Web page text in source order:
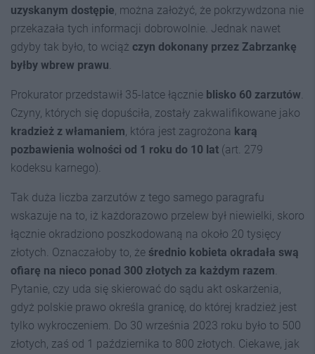
uzyskanym dostępie , można założyć, że pokrzywdzona nie
przekazała tych informacji dobrowolnie. Jednak nawet
gdyby tak było, to wciąż czyn dokonany przez Zabrzankę
byłby wbrew prawu
Prokurator przedstawił 35-latce łącznie blisko 60 zarzutów
Czyny, których się dopuściła, zostały zakwalifikowane jako
kradzież z włamaniem , która jest zagrożona karą
pozbawienia wolności od 1 roku do 10 lat (art. 279
kodeksu karnego).
Tak duża liczba zarzutów z tego samego paragrafu
wskazuje na to, iż każdorazowo przelew był niewielki, skoro
łącznie okradziono poszkodowaną na około 20 tysięcy
złotych. Oznaczałoby to, że średnio kobieta okradała swą
ofiarę na nieco ponad 300 złotych za każdym razem
Pytanie, czy uda się skierować do sądu akt oskarżenia,
gdyż polskie prawo określa granicę, do której kradzież jest
tylko wykroczeniem. Do 30 września 2023 roku było to 500
złotych, zaś od 1 października to 800 złotych. Ciekawe, jak